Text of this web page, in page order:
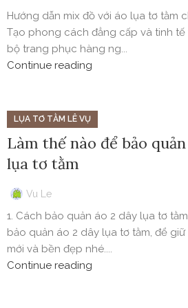
Hướng dẫn mix đồ với áo lụa tơ tằm
Tạo phong cách đẳng cấp và tinh
bộ trang phục hàng ng...
Continue reading
LỤA TƠ TẰM LÊ VỤ
Làm thế nào để bảo
lụa tơ tằm
Vu Le
1. Cách bảo quản áo 2 dây lụa tơ
bảo quản áo 2 dây lụa tơ tằm, để
mới và bền đẹp nhé....
Continue reading